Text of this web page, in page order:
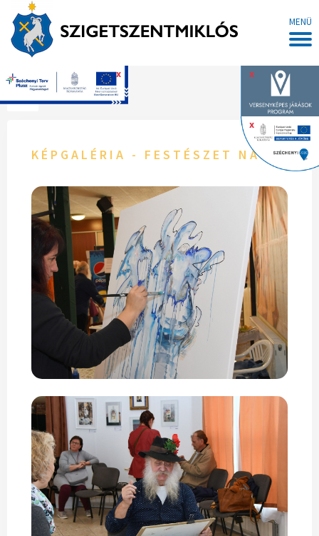
MENÜ
x
x
x
Főoldal
KÉPGALÉRIA - FESTÉSZET NAPJA